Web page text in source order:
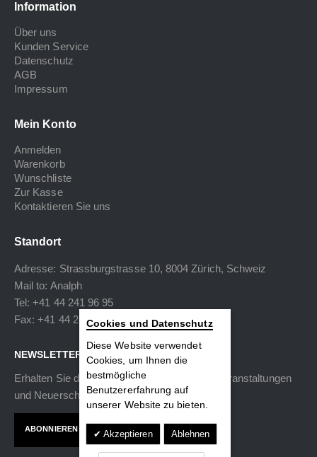
Information
Über uns
Kunden Service
Datenschutz
AGB
Impressum
Mein Konto
Anmelden
Warenkorb
Wunschliste
Zur Kasse
Kontaktieren Sie uns
Standort
Adresse: Strassburgstrasse 10, 8004 Zürich, Schweiz
Mail to: Analph
Tel: +41 44 241 96 95
Fax: +41 44 240 34 40
NEWSLETTER
Erhalten Sie die neuesten Informationen zu Veranstaltungen
und Neuerscheinungen.
ABONNIEREN
Cookies und Datenschutz
Diese Website verwendet
Cookies, um Ihnen die
bestmögliche
Benutzererfahrung auf
unserer Website zu bieten.
Akzeptieren Ablehnen